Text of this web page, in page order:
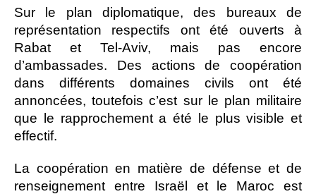
Sur le plan diplomatique, des bureaux de
représentation respectifs ont été ouverts à
Rabat et Tel-Aviv, mais pas encore
d’ambassades. Des actions de coopération
dans différents domaines civils ont été
annoncées, toutefois c’est sur le plan militaire
que le rapprochement a été le plus visible et
effectif.
La coopération en matière de défense et de
renseignement entre Israël et le Maroc est